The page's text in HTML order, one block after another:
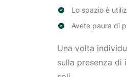
Lo spazio è
Avete paura di
Una volta
sulla presenza